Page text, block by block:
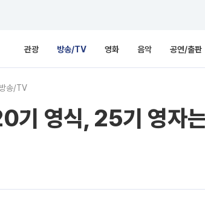
관광 방송/TV 영화 음악 공연/출판
방송/TV
기 영식, 25기 영자